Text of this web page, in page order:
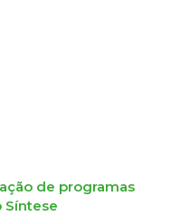
de programas
Síntese